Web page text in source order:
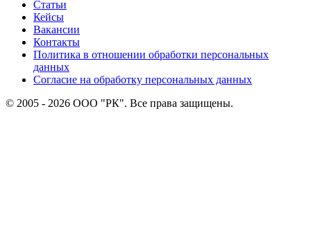
Статьи
Кейсы
Вакансии
Контакты
Политика в отношении обработки персональных
данных
Согласие на обработку персональных данных
© 2005 - 2026 ООО "РК". Все права защищены.